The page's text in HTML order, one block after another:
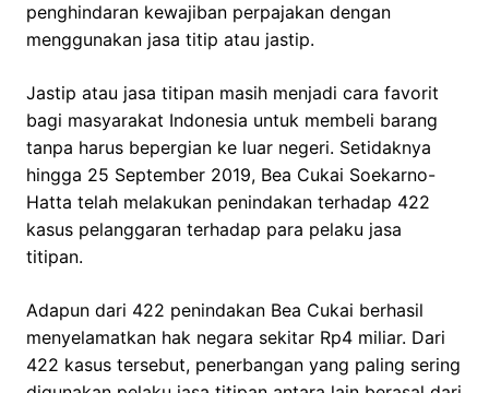
penghindaran kewajiban perpajakan dengan
menggunakan jasa titip atau jastip.
Jastip atau jasa titipan masih menjadi cara favorit
bagi masyarakat Indonesia untuk membeli barang
tanpa harus bepergian ke luar negeri. Setidaknya
hingga 25 September 2019, Bea Cukai Soekarno-
Hatta telah melakukan penindakan terhadap 422
kasus pelanggaran terhadap para pelaku jasa
titipan.
Adapun dari 422 penindakan Bea Cukai berhasil
menyelamatkan hak negara sekitar Rp4 miliar. Dari
422 kasus tersebut, penerbangan yang paling sering